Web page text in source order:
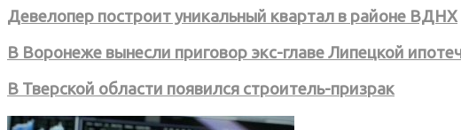
Девелопер построит уникальный квартал в районе ВДНХ
В Воронеже вынесли приговор экс-главе Липецкой
В Тверской области появился строитель-призрак